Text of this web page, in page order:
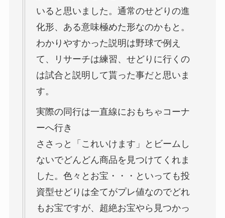
いると思いました。通常のせどりの進
化形、ある意味極めた形なのかもと。
わかりやすかった説明は野球で例え
て、リサーチは練習、せどりに行くの
は試合と説明して貰った事だと思いま
す。
実際の同行は一直線におもちゃコーナ
ーへ行き
ささっと「これいけます」とビームし
ないでどんどん商品を見つけてくれま
した。色々とお宝・・・といっても投
資型せどりは全てがプレ値なのでどれ
もお宝ですが、超絶お宝やら見つかっ